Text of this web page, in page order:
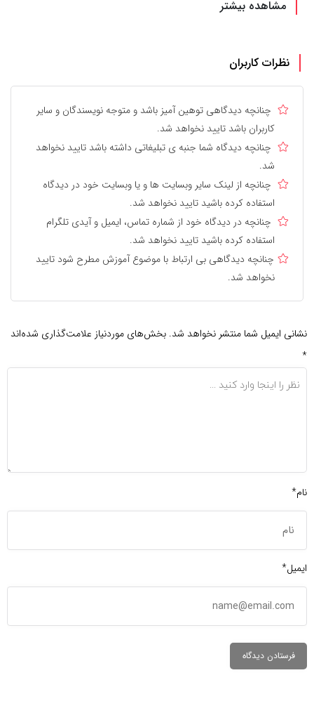
مشاهده بیشتر
نظرات کاربران
چنانچه دیدگاهی توهین آمیز باشد و متوجه نویسندگان و سایر
کاربران باشد تایید نخواهد شد.
چنانچه دیدگاه شما جنبه ی تبلیغاتی داشته باشد تایید نخواهد
شد.
چنانچه از لینک سایر وبسایت ها و یا وبسایت خود در دیدگاه
استفاده کرده باشید تایید نخواهد شد.
چنانچه در دیدگاه خود از شماره تماس، ایمیل و آیدی تلگرام
استفاده کرده باشید تایید نخواهد شد.
چنانچه دیدگاهی بی ارتباط با موضوع آموزش مطرح شود تایید
نخواهد شد.
نشانی ایمیل شما منتشر نخواهد شد. بخش‌های موردنیاز علامت‌گذاری شده‌اند
*
نام*
ایمیل*